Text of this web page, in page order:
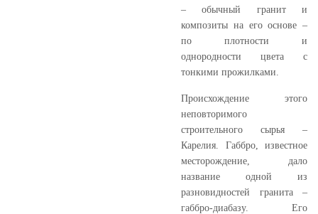
– обычный гранит и
композиты на его основе –
по плотности и
однородности цвета с
тонкими прожилками.
Происхождение этого
неповторимого
строительного сырья –
Карелия. Габбро, известное
месторождение, дало
название одной из
разновидностей гранита –
габбро-диабазу. Его